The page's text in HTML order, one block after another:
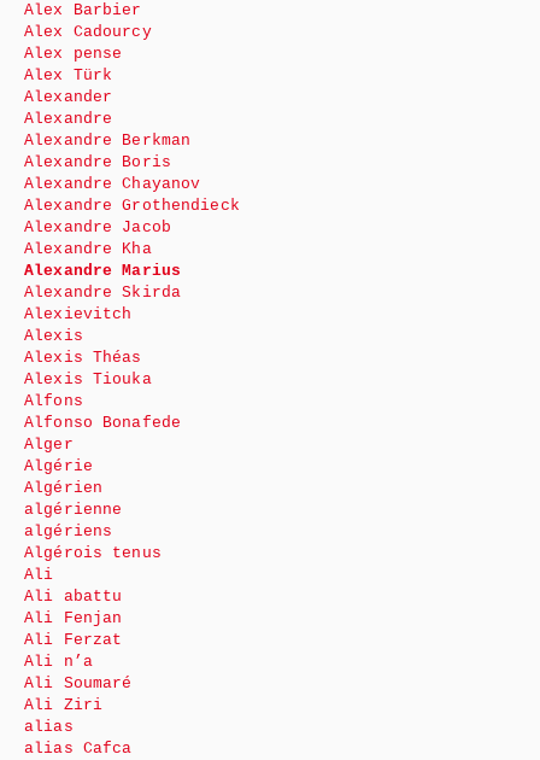
Alex Barbier
Alex Cadourcy
Alex pense
Alex Türk
Alexander
Alexandre
Alexandre Berkman
Alexandre Boris
Alexandre Chayanov
Alexandre Grothendieck
Alexandre Jacob
Alexandre Kha
Alexandre Marius
Alexandre Skirda
Alexievitch
Alexis
Alexis Théas
Alexis Tiouka
Alfons
Alfonso Bonafede
Alger
Algérie
Algérien
algérienne
algériens
Algérois tenus
Ali
Ali abattu
Ali Fenjan
Ali Ferzat
Ali n’a
Ali Soumaré
Ali Ziri
alias
alias Cafca